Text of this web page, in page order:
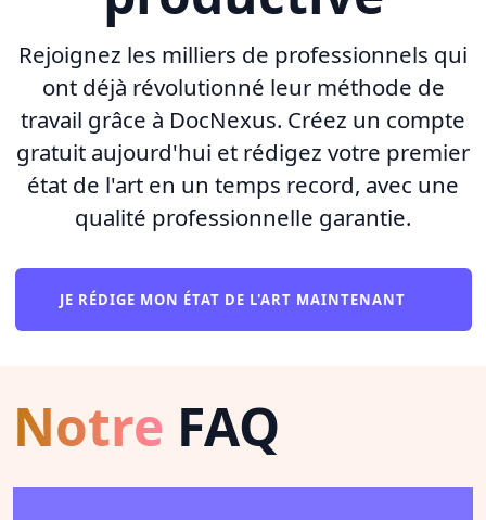
Rejoignez les milliers de professionnels qui
ont déjà révolutionné leur méthode de
travail grâce à DocNexus. Créez un compte
gratuit aujourd'hui et rédigez votre premier
état de l'art en un temps record, avec une
qualité professionnelle garantie.
JE RÉDIGE MON ÉTAT DE L'ART MAINTENANT
Notre FAQ